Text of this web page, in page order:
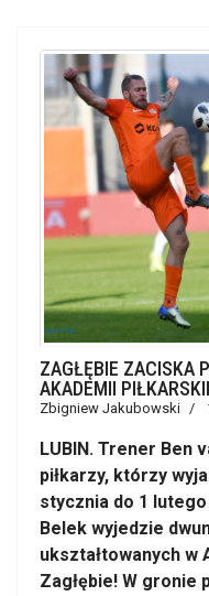
ZAGŁĘBIE ZACISKA
AKADEMII
Zbigniew Jakubowski
LUBIN. Trener Ben
piłkarzy, którzy
stycznia do 1
Belek wyjedzie
ukształtowanych w
Zagłębie! W gronie